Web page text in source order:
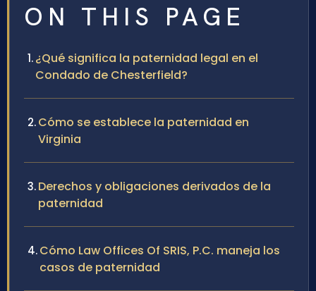
ON THIS PAGE
¿Qué significa la paternidad legal en el
Condado de Chesterfield?
Cómo se establece la paternidad en
Virginia
Derechos y obligaciones derivados de la
paternidad
Cómo Law Offices Of SRIS, P.C. maneja los
casos de paternidad